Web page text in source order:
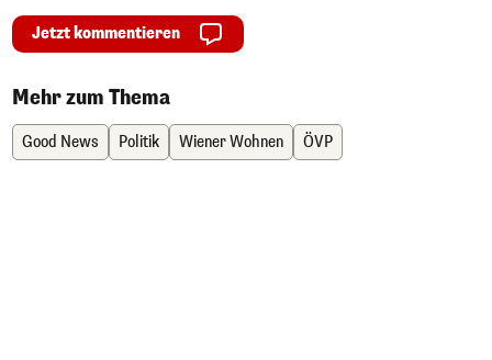
Jetzt kommentieren
Mehr zum Thema
Good News Politik Wiener Wohnen ÖVP